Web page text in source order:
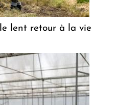
lent retour à la vie